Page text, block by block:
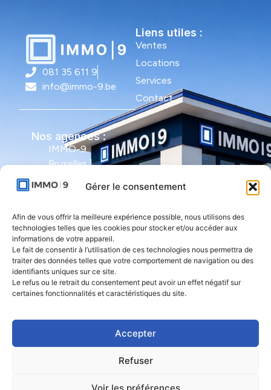
Gérer le consentement
Afin de vous offrir la meilleure expérience possible, nous utilisons des
technologies telles que les cookies pour stocker et/ou accéder aux
informations de votre appareil.
Le fait de consentir à l’utilisation de ces technologies nous permettra de
traiter des données telles que votre comportement de navigation ou des
identifiants uniques sur ce site.
Le refus ou le retrait du consentement peut avoir un effet négatif sur
certaines fonctionnalités et caractéristiques du site.
Accepter
Refuser
Voir les préférences
081 35 611 9
info@immo-9.be
Nos agences :
IMMO-9
Bruxelles |
491 - bte 12 |
IMMO-9 Namur |
Rue de l'Armée
Grouchy 1 |
5000 Namur
| Rue des
Liens utiles :
Ventes
Locations
Services
Contact